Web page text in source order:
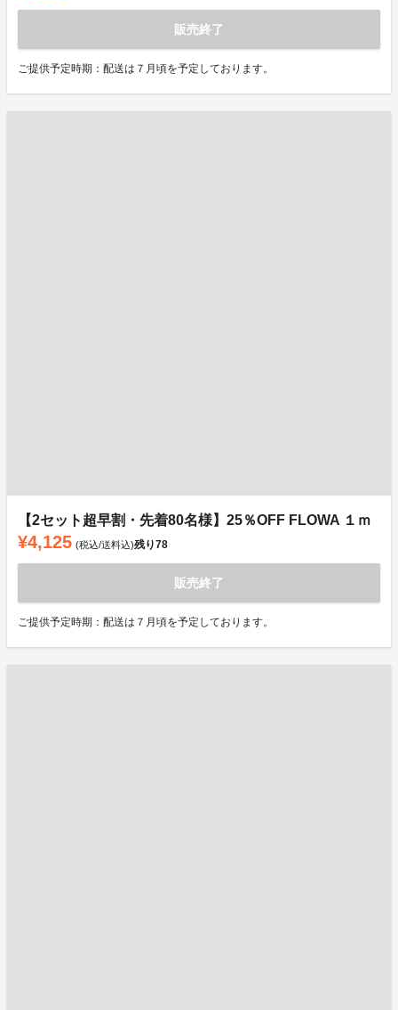
販売終了
ご提供予定時期：配送は７月頃を予定しております。
【2セット超早割・先着80名様】25％OFF FLOWA １ｍ
¥4,125 (税込/送料込)残り78
販売終了
ご提供予定時期：配送は７月頃を予定しております。